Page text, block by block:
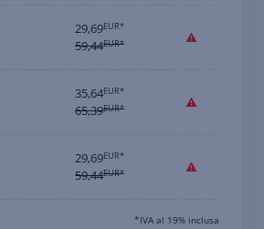
29,69EUR*
59,44EUR*
35,64EUR*
65,39EUR*
29,69EUR*
59,44EUR*
*IVA al 19% inclusa